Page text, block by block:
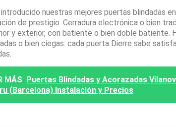
introducido nuestras mejores puertas blindadas
de prestigio. Cerradura electrónica o bien
y exterior, con batiente o bien doble batiente.
o bien ciegas: cada puerta Dierre sabe
MÁS
Puertas Blindadas y Acorazadas
(Barcelona) Instalación y Precios